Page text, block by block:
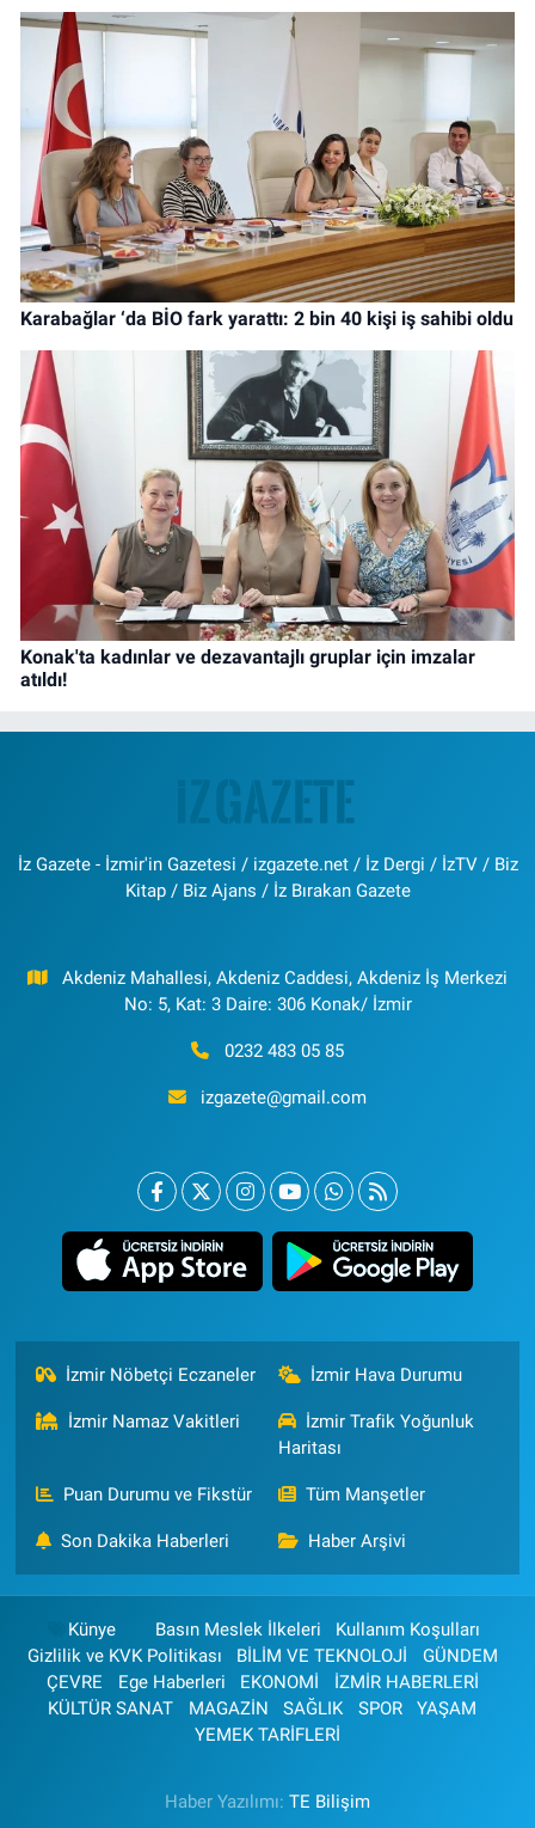
Karabağlar ‘da BİO fark yarattı: 2 bin 40 kişi iş sahibi oldu
Konak'ta kadınlar ve dezavantajlı gruplar için imzalar
atıldı!
İz Gazete - İzmir'in Gazetesi / izgazete.net / İz Dergi / İzTV / Biz
Kitap / Biz Ajans / İz Bırakan Gazete
Akdeniz Mahallesi, Akdeniz Caddesi, Akdeniz İş Merkezi
No: 5, Kat: 3 Daire: 306 Konak/ İzmir
0232 483 05 85
izgazete@gmail.com
İzmir Nöbetçi Eczaneler İzmir Hava Durumu
İzmir Namaz Vakitleri
İzmir Trafik Yoğunluk
Haritası
Puan Durumu ve Fikstür Tüm Manşetler
Son Dakika Haberleri Haber Arşivi
Künye Basın Meslek İlkeleri
Kullanım Koşulları
Gizlilik ve KVK Politikası
BİLİM VE TEKNOLOJİ
GÜNDEM
ÇEVRE
Ege Haberleri EKONOMİ
İZMİR HABERLERİ
KÜLTÜR SANAT
MAGAZİN SAĞLIK SPOR
YAŞAM
YEMEK TARİFLERİ
Haber Yazılımı: TE Bilişim